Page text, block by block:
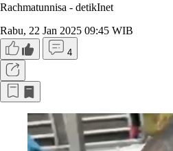
Rachmatunnisa - detikInet
Rabu, 22 Jan 2025 09:45 WIB
4